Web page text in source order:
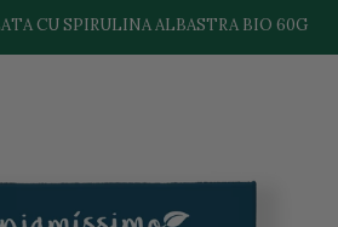
CU SPIRULINA ALBASTRA BIO 60G